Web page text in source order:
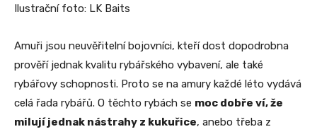
Ilustrační foto: LK Baits
Amuři jsou neuvěřitelní bojovníci, kteří dost dopodrobna
prověří jednak kvalitu rybářského vybavení, ale také
rybářovy schopnosti. Proto se na amury každé léto vydává
celá řada rybářů. O těchto rybách se moc dobře ví, že
milují jednak nástrahy z kukuřice, anebo třeba z